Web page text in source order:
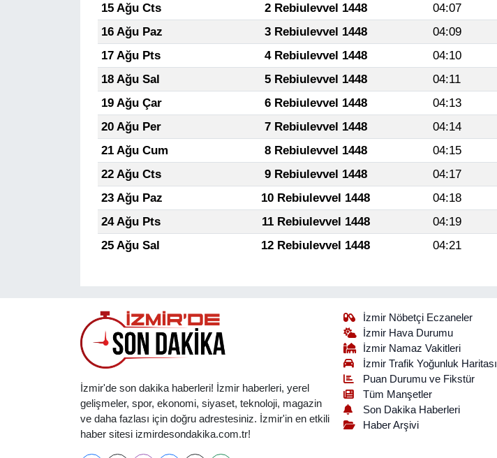
15 Ağu Cts
2 Rebiulevvel 1448 04:07
16 Ağu Paz
3 Rebiulevvel 1448 04:09
17 Ağu Pts
4 Rebiulevvel 1448 04:10
18 Ağu Sal
5 Rebiulevvel 1448 04:11
19 Ağu Çar
6 Rebiulevvel 1448 04:13
20 Ağu Per
7 Rebiulevvel 1448 04:14
21 Ağu Cum
8 Rebiulevvel 1448 04:15
22 Ağu Cts
9 Rebiulevvel 1448 04:17
23 Ağu Paz
10 Rebiulevvel 1448 04:18
24 Ağu Pts
11 Rebiulevvel 1448 04:19
25 Ağu Sal
12 Rebiulevvel 1448 04:21
İzmir'de son dakika haberleri! İzmir haberleri, yerel
gelişmeler, spor, ekonomi, siyaset, teknoloji, magazin
ve daha fazlası için doğru adrestesiniz. İzmir'in en etkili
haber sitesi izmirdesondakika.com.tr!
İzmir Nöbetçi Eczaneler
İzmir Hava Durumu
İzmir Namaz Vakitleri
İzmir Trafik Yoğunluk Haritası
Puan Durumu ve Fikstür
Tüm Manşetler
Son Dakika Haberleri
Haber Arşivi